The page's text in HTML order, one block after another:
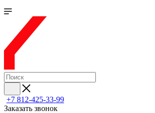
+7 812-425-33-99
Заказать звонок